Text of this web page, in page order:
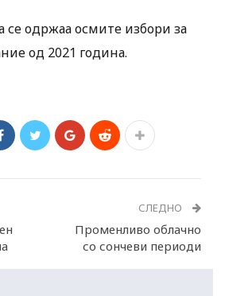
се одржаа осмите избори за
од 2021 година.
СЛЕДНО
Променливо облачно
со сончеви периоди